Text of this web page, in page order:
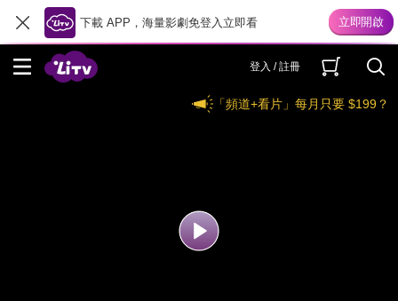
下載 APP，海量影劇免登入立即看
登入 / 註冊
「頻道+看片」每月只要 $199？